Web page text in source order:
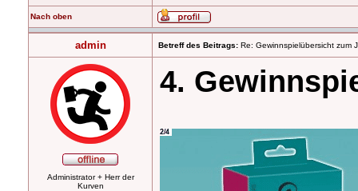
Nach oben
admin Betreff des Beitrags: Re: Gewinnspielübersicht zum
Administrator + Herr der
Kurven
4.